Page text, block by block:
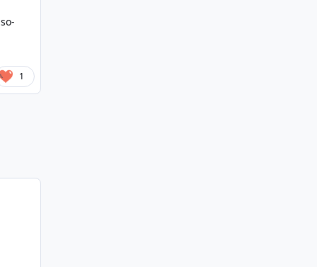
1